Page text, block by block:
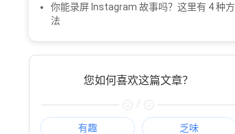
你能录屏 Instagram 故事吗？这里有 4 种方
法
您如何喜欢这篇文章？
/
有趣 乏味